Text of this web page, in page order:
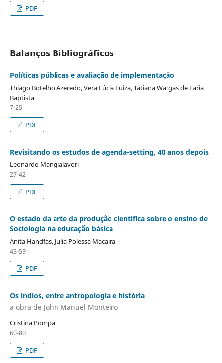
PDF
Balanços Bibliográficos
Políticas públicas e avaliação de implementação
Thiago Botelho Azeredo, Vera Lúcia Luiza, Tatiana Wargas de Faria
Baptista
7-25
PDF
Revisitando os estudos de agenda-setting, 40 anos depois
Leonardo Mangialavori
27-42
PDF
O estado da arte da produção científica sobre o ensino de
Sociologia na educação básica
Anita Handfas, Julia Polessa Maçaira
43-59
PDF
Os índios, entre antropologia e história
a obra de John Manuel Monteiro
Cristina Pompa
60-80
PDF